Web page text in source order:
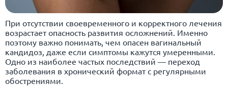
При отсутствии своевременного и корректного лечения
возрастает опасность развития осложнений. Именно
поэтому важно понимать, чем опасен вагинальный
кандидоз, даже если симптомы кажутся умеренными.
Одно из наиболее частых последствий — переход
заболевания в хронический формат с регулярными
обострениями.